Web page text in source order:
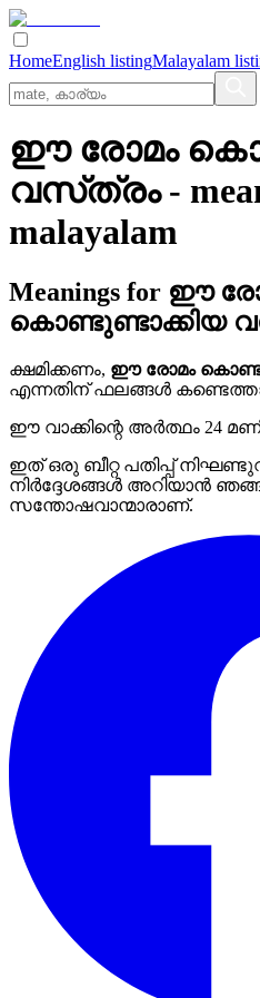
HomeEnglish listingMalayalam
ഈ രോമം
വസ്‌ത്രം-
malayalam
Meanings for ഈ
കൊണ്ടുണ്ടാക്കിയ
ക്ഷമിക്കണം, ഈ രോമം
എന്നതിന് ഫലങ്ങൾ
ഈ വാക്കിന്റെ അർത്ഥം 24
ഇത് ഒരു ബീറ്റ പതിപ്പ്
നിർദ്ദേശങ്ങൾ അറിയാൻ
സന്തോഷവാന്മാരാണ്.